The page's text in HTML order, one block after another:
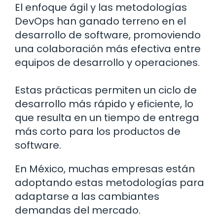
El enfoque ágil y las metodologías
DevOps han ganado terreno en el
desarrollo de software, promoviendo
una colaboración más efectiva entre
equipos de desarrollo y operaciones.
Estas prácticas permiten un ciclo de
desarrollo más rápido y eficiente, lo
que resulta en un tiempo de entrega
más corto para los productos de
software.
En México, muchas empresas están
adoptando estas metodologías para
adaptarse a las cambiantes
demandas del mercado.